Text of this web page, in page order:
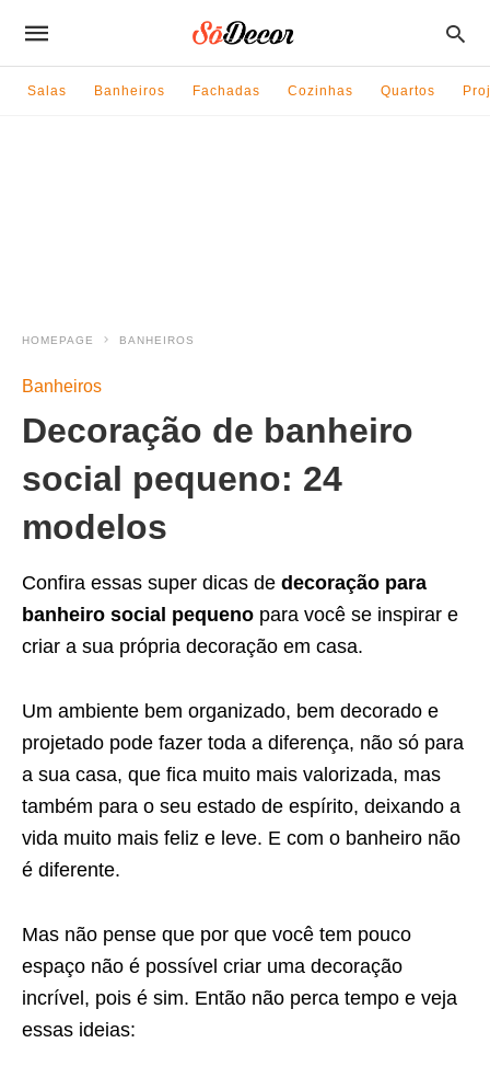
Salas Banheiros Fachadas Cozinhas Quartos
HOMEPAGE BANHEIROS
Banheiros
Decoração de banheiro
social pequeno: 24
modelos
Confira essas super dicas de decoração para
banheiro social pequeno para você se inspirar e
criar a sua própria decoração em casa.
Um ambiente bem organizado, bem decorado e
projetado pode fazer toda a diferença, não só para
a sua casa, que fica muito mais valorizada, mas
também para o seu estado de espírito, deixando a
vida muito mais feliz e leve. E com o banheiro não
é diferente.
Mas não pense que por que você tem pouco
espaço não é possível criar uma decoração
incrível, pois é sim. Então não perca tempo e veja
essas ideias: